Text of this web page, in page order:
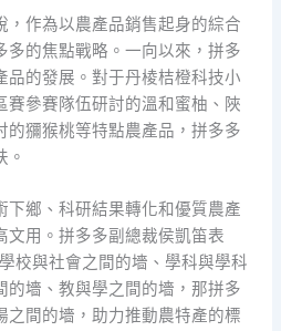
，作為以農產品銷售起身的綜合
多的焦點戰略。一向以來，拼多
品的發展。對于丹棱桔橙科技小
賽參賽隊伍研討的溫和蜜柚、陜
的獼猴桃等特點農產品，拼多多
。
下鄉、科研結果轉化和優質農產
文用。拼多多副總裁侯凱笛表
校與社會之間的墻、學科與學科
的墻、教與學之間的墻，那拼多
之間的墻，助力推動農特產的標